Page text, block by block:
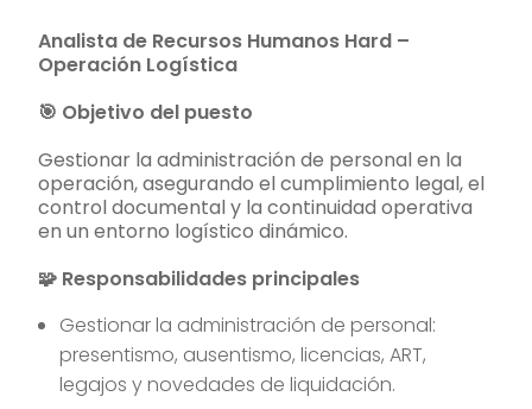
Analista de Recursos Humanos Hard –
Operación Logística
🎯 Objetivo del puesto
Gestionar la administración de personal en la
operación, asegurando el cumplimiento legal, el
control documental y la continuidad operativa
en un entorno logístico dinámico.
🧩 Responsabilidades principales
Gestionar la administración de personal:
presentismo, ausentismo, licencias, ART,
legajos y novedades de liquidación.